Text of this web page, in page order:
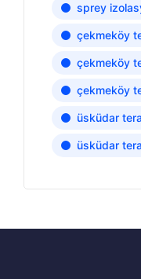
sprey
çekmeköy
çekmeköy
çekmeköy
üsküdar
üsküdar